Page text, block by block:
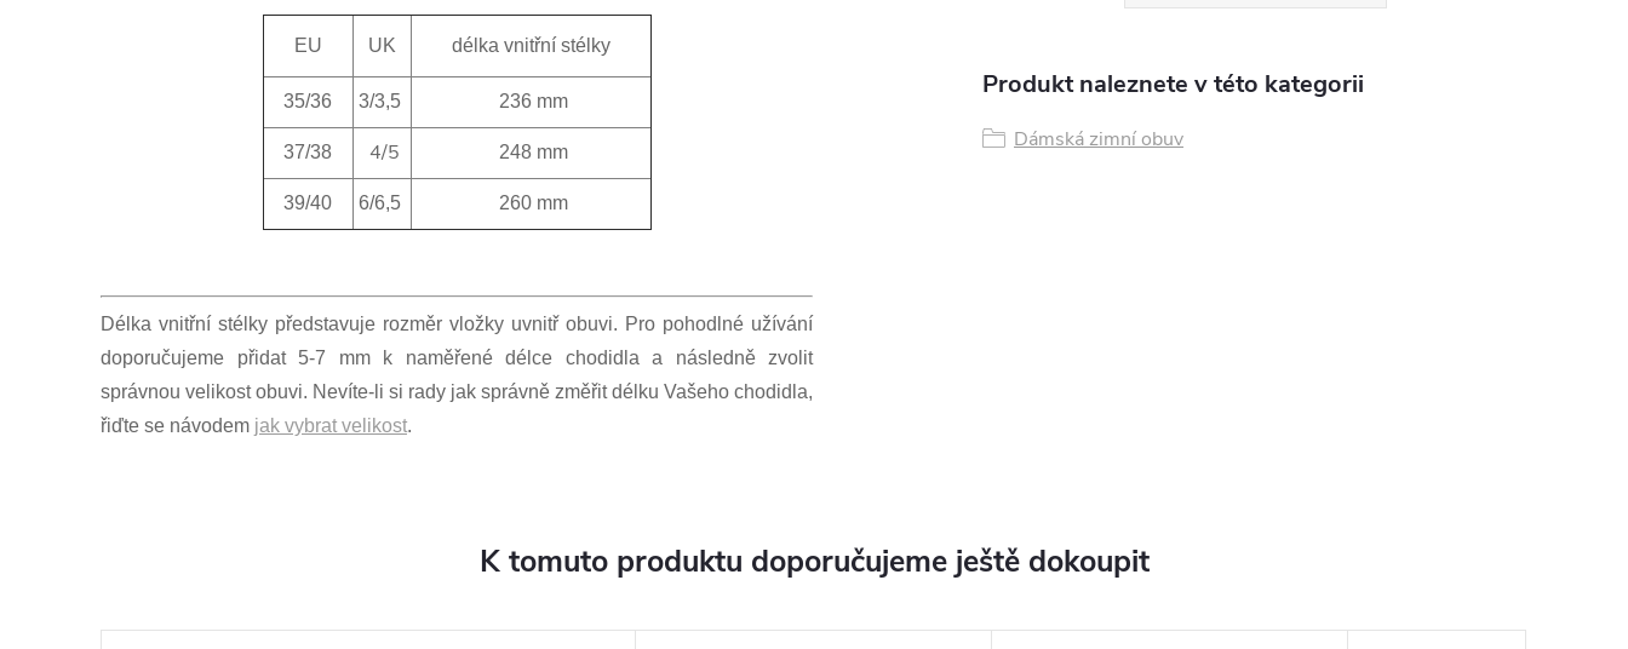
EU UK délka vnitřní stélky
35/36 3/3,5 236 mm
37/38 4/5 248 mm
39/40 6/6,5 260 mm
Délka vnitřní stélky představuje rozměr vložky uvnitř obuvi. Pro pohodlné užívání
doporučujeme přidat 5-7 mm k naměřené délce chodidla a následně zvolit
správnou velikost obuvi. Nevíte-li si rady jak správně změřit délku Vašeho chodidla,
řiďte se návodem jak vybrat velikost.
Produkt naleznete v této kategorii
Dámská zimní obuv
K tomuto produktu doporučujeme ještě dokoupit